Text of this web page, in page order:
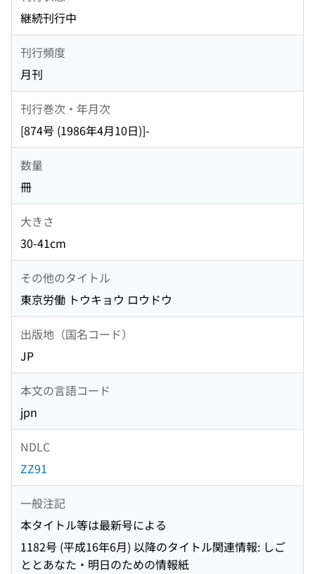
継続刊行中
刊行頻度
月刊
刊行巻次・年月次
[874号 (1986年4月10日)]-
数量
冊
大きさ
30-41cm
その他のタイトル
東京労働 トウキョウ ロウドウ
出版地（国名コード）
JP
本文の言語コード
jpn
NDLC
ZZ91
一般注記
本タイトル等は最新号による
1182号 (平成16年6月) 以降のタイトル関連情報: しご
ととあなた・明日のための情報紙